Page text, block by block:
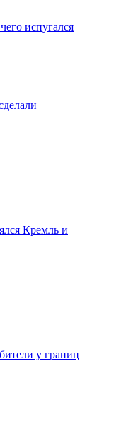
испугался
Кремль и
у границ